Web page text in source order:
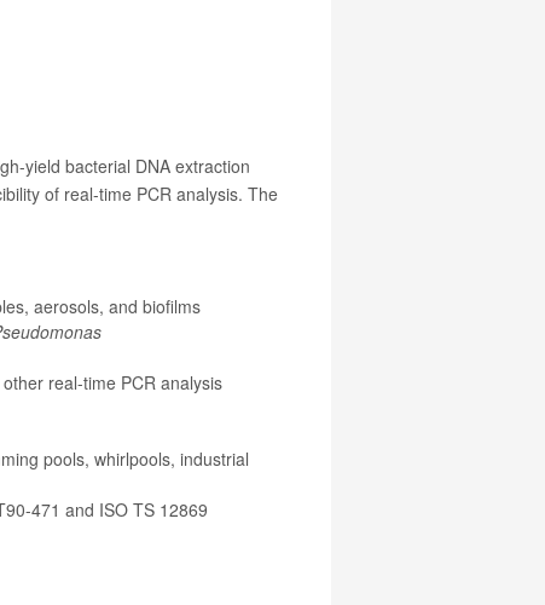
yield bacterial DNA extraction
of real-time PCR analysis. The
aerosols, and biofilms
real-time PCR analysis
pools, whirlpools, industrial
471 and ISO TS 12869